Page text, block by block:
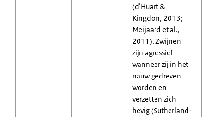
(d’Huart &
Kingdon, 2013;
Meijaard et al.,
2011). Zwijnen
zijn agressief
wanneer zij in het
nauw gedreven
worden en
verzetten zich
hevig (Sutherland-